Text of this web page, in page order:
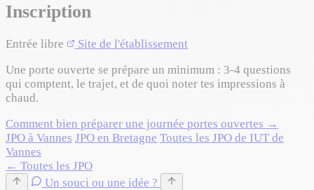
−
Inscription
Entrée libre
Site de l'établissement
Une porte ouverte se prépare un minimum : 3-4 questions
qui comptent, le trajet, et de quoi noter tes impressions à
chaud.
Comment bien préparer une journée portes ouvertes →
JPO à Vannes JPO en Bretagne Toutes les JPO de IUT de
Vannes
← Toutes les JPO
Un souci ou une idée ?